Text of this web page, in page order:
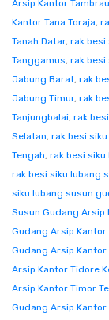
Arsip Kantor
Kantor Tana Toraja,
Tanah Datar, rak besi
Tanggamus, rak besi
Jabung Barat, rak
Jabung Timur, rak
Tanjungbalai, rak
Selatan, rak besi
Tengah, rak besi siku
rak besi siku lubang
siku lubang susun
Susun Gudang Arsip
Gudang Arsip Kantor
Gudang Arsip Kantor
Arsip Kantor Tidore
Arsip Kantor Timor
Gudang Arsip Kantor